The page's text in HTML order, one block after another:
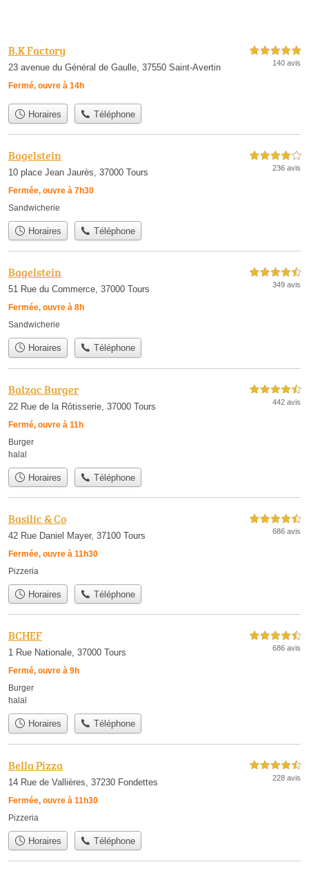
B.K Factory
23 avenue du Général de Gaulle, 37550 Saint-Avertin
Fermé, ouvre à 14h
5,0 étoiles sur 5
140 avis
Horaires Téléphone
Bagelstein
10 place Jean Jaurès, 37000 Tours
Fermée, ouvre à 7h30
4,0 étoiles sur 5
236 avis
Sandwicherie
Horaires Téléphone
Bagelstein
51 Rue du Commerce, 37000 Tours
Fermée, ouvre à 8h
4,5 étoiles sur 5
349 avis
Sandwicherie
Horaires Téléphone
Balzac Burger
22 Rue de la Rôtisserie, 37000 Tours
Fermé, ouvre à 11h
4,5 étoiles sur 5
442 avis
Burger
halal
Horaires Téléphone
Basilic & Co
42 Rue Daniel Mayer, 37100 Tours
Fermée, ouvre à 11h30
4,5 étoiles sur 5
686 avis
Pizzeria
Horaires Téléphone
BCHEF
1 Rue Nationale, 37000 Tours
Fermé, ouvre à 9h
4,5 étoiles sur 5
686 avis
Burger
halal
Horaires Téléphone
Bella Pizza
14 Rue de Vallières, 37230 Fondettes
Fermée, ouvre à 11h30
4,5 étoiles sur 5
228 avis
Pizzeria
Horaires Téléphone